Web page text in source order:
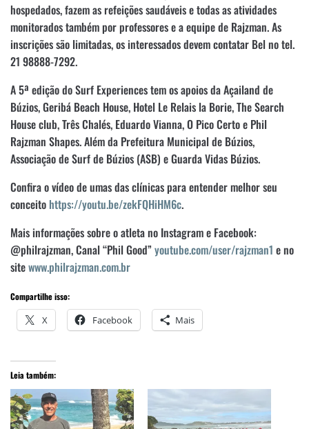
hospedados, fazem as refeições saudáveis e todas as atividades
monitorados também por professores e a equipe de Rajzman. As
inscrições são limitadas, os interessados devem contatar Bel no tel.
21 98888-7292.
A 5ª edição do Surf Experiences tem os apoios da Açailand de
Búzios, Geribá Beach House, Hotel Le Relais la Borie, The Search
House club, Três Chalés, Eduardo Vianna, O Pico Certo e Phil
Rajzman Shapes. Além da Prefeitura Municipal de Búzios,
Associação de Surf de Búzios (ASB) e Guarda Vidas Búzios.
Confira o vídeo de umas das clínicas para entender melhor seu
conceito https://youtu.be/zekFQHiHM6c.
Mais informações sobre o atleta no Instagram e Facebook:
@philrajzman, Canal “Phil Good”youtube.com/user/rajzman1 e no
sitewww.philrajzman.com.br
Compartilhe isso:
X Facebook Mais
Leia também: